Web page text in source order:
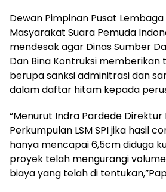
Dewan Pimpinan Pusat
Masyarakat Suara Pemuda
mendesak agar Dinas Sumber
Dan Bina Kontruksi memberikan
berupa sanksi adminitrasi dan
dalam daftar hitam kepada
“Menurut Indra Pardede Direktur
Perkumpulan LSM SPI jika hasil
hanya mencapai 6,5cm diduga
proyek telah mengurangi
biaya yang telah di